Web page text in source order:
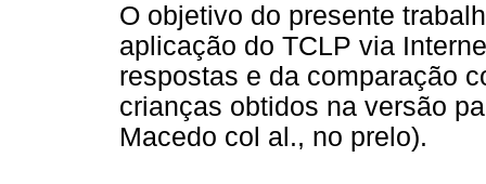
O objetivo do presente
aplicação do TCLP via
respostas e da comparação
crianças obtidos na versão
Macedo col al., no prelo).